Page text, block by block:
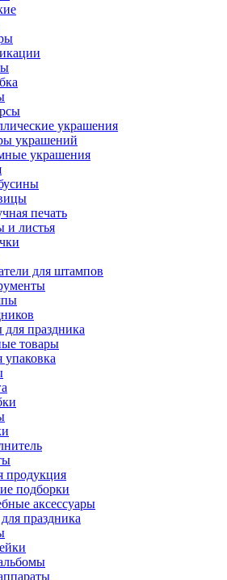
украшения
украшений
украшения
печать
и листья
для штампов
для праздника
товары
упаковка
продукция
подборки
аксессуары
праздника